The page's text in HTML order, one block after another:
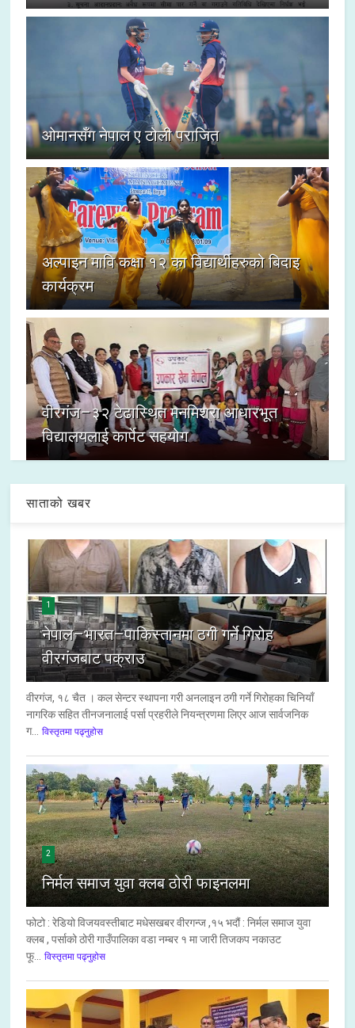
ओमानसँग नेपाल ए टोली पराजित
अल्पाइन मावि कक्षा १२ का विद्यार्थीहरुको बिदाइ
कार्यक्रम
वीरगंज–३२ टेढास्थित मनमिश्रा आधारभूत
विद्यालयलाई कार्पेट सहयोग
साताको खबर
1
नेपाल–भारत–पाकिस्तानमा ठगी गर्ने गिरोह
वीरगंजबाट पक्राउ
वीरगंज, १८ चैत । कल सेन्टर स्थापना गरी अनलाइन ठगी गर्ने गिरोहका चिनियाँ
नागरिक सहित तीनजनालाई पर्सा प्रहरीले नियन्त्रणमा लिएर आज सार्वजनिक
ग...
विस्तृतमा पढ्नुहोस
2
निर्मल समाज युवा क्लब ठोरी फाइनलमा
फोटो : रेडियो विजयवस्तीबाट मधेसखबर वीरगन्ज ,१५ भदौं : निर्मल समाज युवा
क्लब , पर्साको ठोरी गाउँपालिका वडा नम्बर १ मा जारी तिजकप नकाउट
फू...
विस्तृतमा पढ्नुहोस